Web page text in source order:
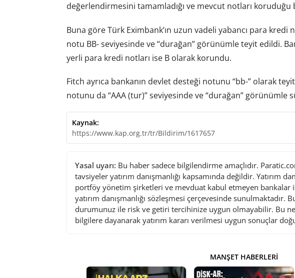
değerlendirmesini tamamladığı ve mevcut notları koruduğu
Buna göre Türk Eximbank’ın uzun vadeli yabancı para
notu BB- seviyesinde ve “durağan” görünümle teyit edildi.
yerli para kredi notları ise B olarak korundu.
Fitch ayrıca bankanın devlet desteği notunu “bb-” olarak
notunu da “AAA (tur)” seviyesinde ve “durağan” görünümle
Kaynak:
https://www.kap.org.tr/tr/Bildirim/1617657
Yasal uyarı: Bu haber sadece bilgilendirme amaçlıdır.
tavsiyeler yatırım danışmanlığı kapsamında değildir. Yatırım
portföy yönetim şirketleri ve mevduat kabul etmeyen bankalar
yatırım danışmanlığı sözleşmesi çerçevesinde sunulmaktadır.
durumunuz ile risk ve getiri tercihinize uygun olmayabilir. Bu
bilgilere dayanarak yatırım kararı verilmesi uygun sonuçlar
MANŞET HABERLERI